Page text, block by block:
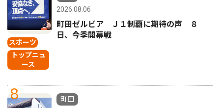
スポーツ
トップニュ
ース
2026.08.06
町田ゼルビア Ｊ１制覇に期待の声 ８
日、今季開幕戦
8
町田